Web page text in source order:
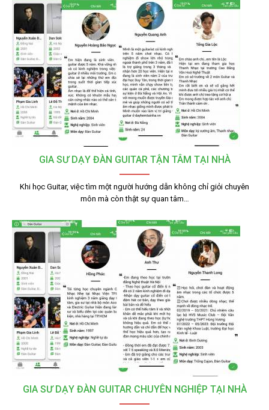
GIA SƯ DẠY ĐÀN GUITAR TẬN TÂM TẠI NHÀ
Khi học Guitar, việc tìm một người hướng dẫn không chỉ giỏi chuyên
môn mà còn thật sự quan tâm…
GIA SƯ DẠY ĐÀN GUITAR CHUYÊN NGHIỆP TẠI NHÀ